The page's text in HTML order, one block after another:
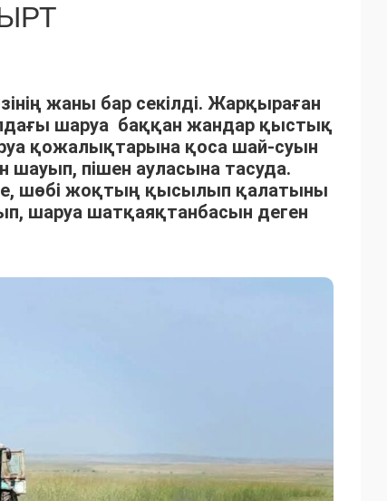
жаны бар секілді. Жарқыраған
шаруа баққан жандар қыстық
қожалықтарына қоса шай-суын
пішен ауласына тасуда.
шөбі жоқтың қысылып қалатыны
шаруа шатқаяқтанбасын деген